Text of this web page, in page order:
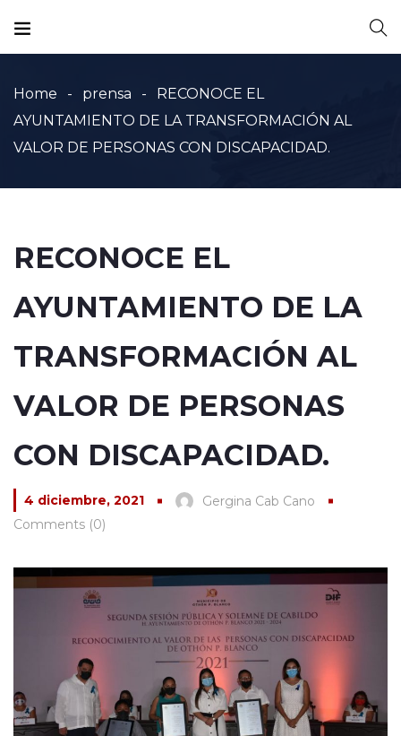
Home prensa
RECONOCE EL
AYUNTAMIENTO DE LA TRANSFORMACIÓN AL
VALOR DE PERSONAS CON DISCAPACIDAD.
RECONOCE EL
AYUNTAMIENTO DE LA
TRANSFORMACIÓN AL
VALOR DE PERSONAS
CON DISCAPACIDAD.
4 diciembre, 2021
Gergina Cab Cano
Comments (0)